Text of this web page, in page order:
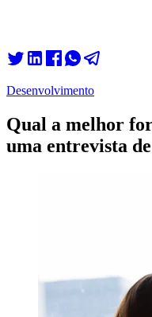
Desenvolvimento
Qual a melhor
uma entrevista